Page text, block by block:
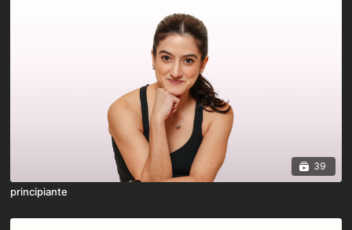
39
principiante